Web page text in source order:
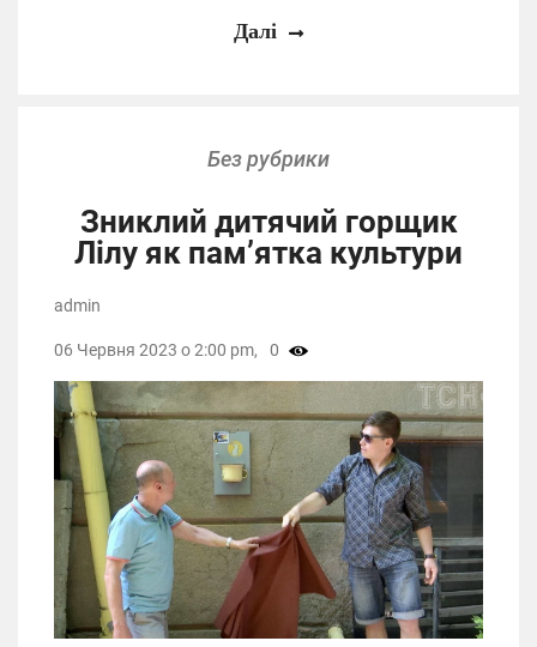
Далі
Без рубрики
Зниклий дитячий горщик
Лілу як пам’ятка культури
admin
06 Червня 2023 о 2:00 pm, 0